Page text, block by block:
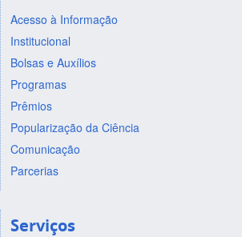
Acesso à Informação
Institucional
Bolsas e Auxílios
Programas
Prêmios
Popularização da Ciência
Comunicação
Parcerias
Serviços